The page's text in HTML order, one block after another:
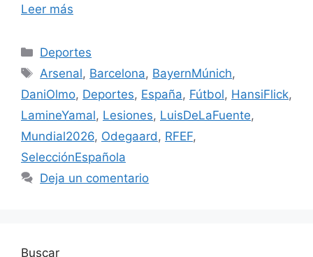
Leer más
Categorías
Deportes
Etiquetas
Arsenal, Barcelona, BayernMúnich,
DaniOlmo, Deportes, España, Fútbol, HansiFlick,
LamineYamal, Lesiones, LuisDeLaFuente,
Mundial2026, Odegaard, RFEF,
SelecciónEspañola
Deja un comentario
Buscar